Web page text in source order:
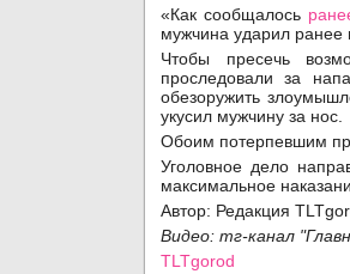
«Как сообщалось
мужчина ударил ранее
Чтобы пресечь
проследовали за
обезоружить
укусил мужчину за нос.
Обоим потерпевшим
Уголовное дело
максимальное
Автор: Редакция
Видео: тг-канал
TLTgorod